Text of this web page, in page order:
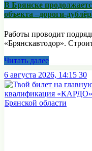
В Брянске
объекта –дороги-
Работы проводит
«Брянскавтодор».
Читать далее
6 августа 2026, 14:15 30